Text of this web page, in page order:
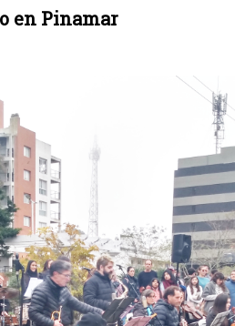
en Pinamar